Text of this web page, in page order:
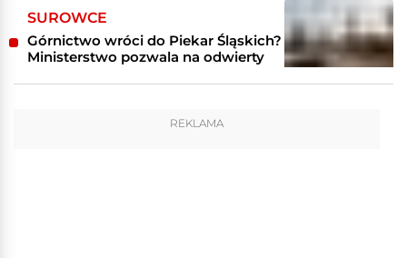
SUROWCE
Górnictwo wróci do Piekar Śląskich?
Ministerstwo pozwala na odwierty
REKLAMA